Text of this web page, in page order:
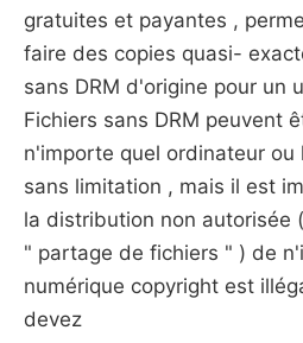
gratuites et payantes ,
faire des copies quasi-
sans DRM d'origine pour un
Fichiers sans DRM peuvent
n'importe quel ordinateur ou
sans limitation , mais il est
la distribution non autorisée
" partage de fichiers " ) de
numérique copyright est
devez